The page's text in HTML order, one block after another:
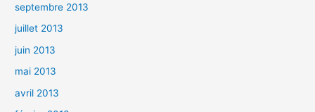
septembre 2013
juillet 2013
juin 2013
mai 2013
avril 2013